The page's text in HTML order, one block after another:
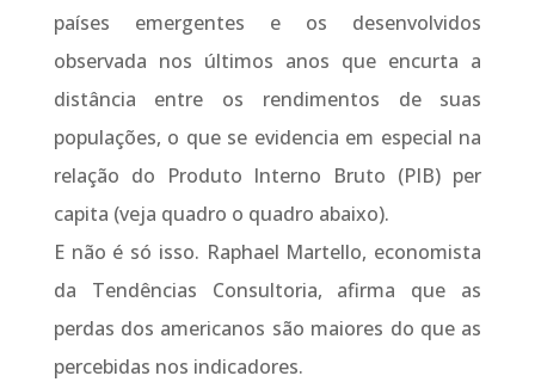
países emergentes e os desenvolvidos
observada nos últimos anos que encurta a
distância entre os rendimentos de suas
populações, o que se evidencia em especial na
relação do Produto Interno Bruto (PIB) per
capita (veja quadro o quadro abaixo).
E não é só isso. Raphael Martello, economista
da Tendências Consultoria, afirma que as
perdas dos americanos são maiores do que as
percebidas nos indicadores.